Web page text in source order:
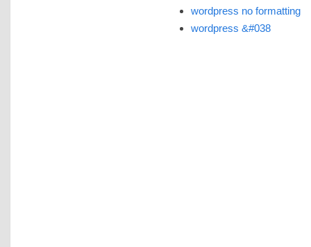
wordpress no formatting
wordpress &#038